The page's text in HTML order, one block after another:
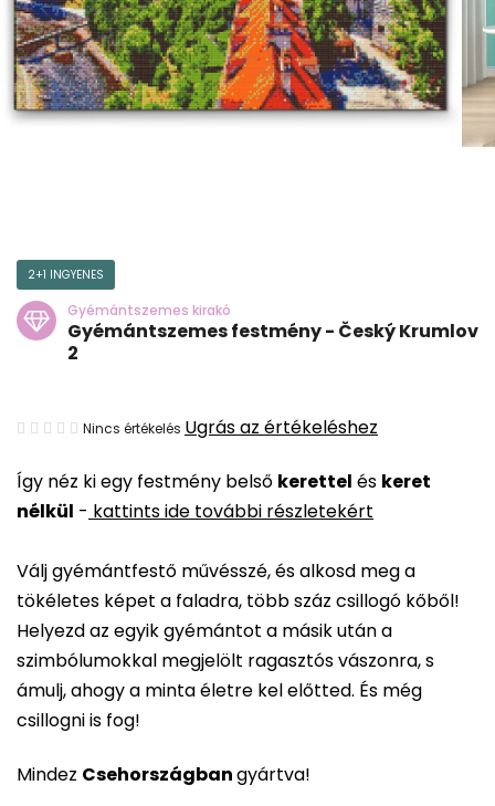
Így néz ki egy festmény belső kerettel és keret
nélkül - kattints ide további részletekért
Válj gyémántfestő művésszé, és alkosd meg a
tökéletes képet a faladra, több száz csillogó kőből!
Helyezd az egyik gyémántot a másik után a
szimbólumokkal megjelölt ragasztós vászonra, s
ámulj, ahogy a minta életre kel előtted. És még
csillogni is fog!
Mindez Csehországbangyártva!
2+1 INGYENES
Gyémántszemes kirakó
Gyémántszemes festmény - Český Krumlov
2
A
átlagos
értékelése
ből
0,0
csillag.
Nincs értékelés Ugrás az értékeléshez